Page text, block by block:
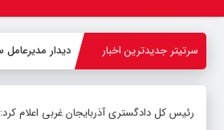
سرتیتر جدیدترین اخبار -
رئیس کل دادگستری آذربایجان غربی اعلام کرد: